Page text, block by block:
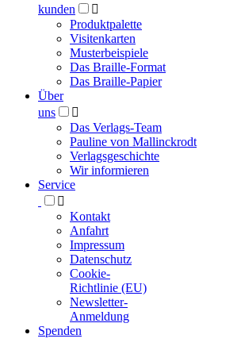
kunden

Produktpalette
Visitenkarten
Musterbeispiele
Das Braille-Format
Das Braille-Papier
Über
uns

Das Verlags-Team
Pauline von Mallinckrodt
Verlagsgeschichte
Wir informieren
Service

Kontakt
Anfahrt
Impressum
Datenschutz
Cookie-
Richtlinie (EU)
Newsletter-
Anmeldung
Spenden